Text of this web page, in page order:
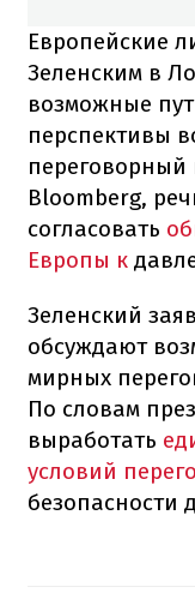
Европейские
Зеленским в
возможные
перспективы
Bloomberg,
согласовать
Европы к
Зеленский
обсуждают
мирных
По словам
выработать
условий
безопасности